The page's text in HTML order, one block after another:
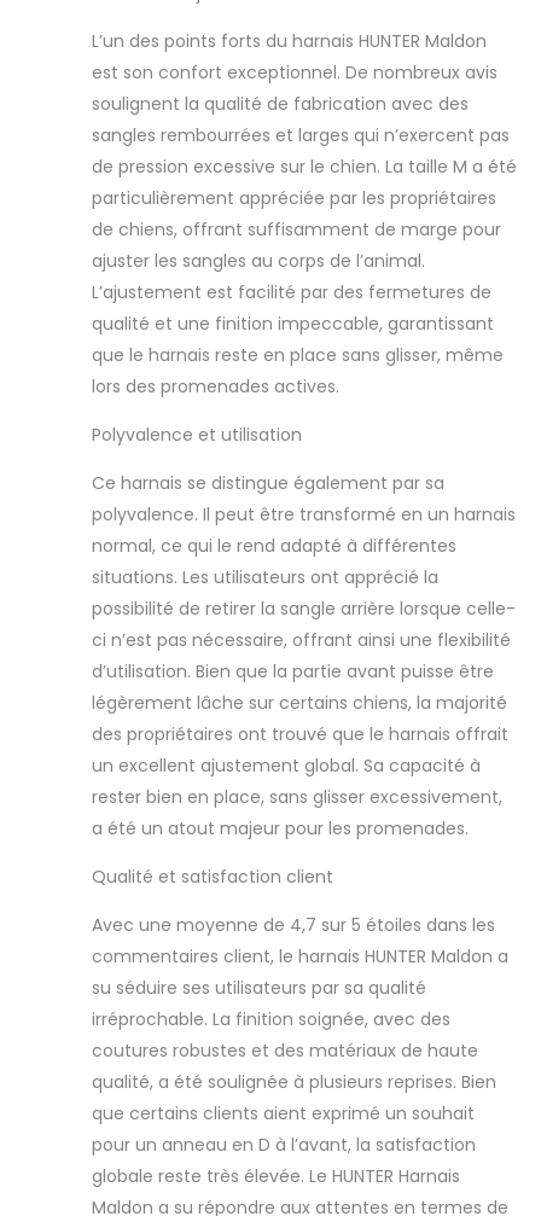
L’un des points forts du harnais HUNTER Maldon
est son confort exceptionnel. De nombreux avis
soulignent la qualité de fabrication avec des
sangles rembourrées et larges qui n’exercent pas
de pression excessive sur le chien. La taille M a été
particulièrement appréciée par les propriétaires
de chiens, offrant suffisamment de marge pour
ajuster les sangles au corps de l’animal.
L’ajustement est facilité par des fermetures de
qualité et une finition impeccable, garantissant
que le harnais reste en place sans glisser, même
lors des promenades actives.
Polyvalence et utilisation
Ce harnais se distingue également par sa
polyvalence. Il peut être transformé en un harnais
normal, ce qui le rend adapté à différentes
situations. Les utilisateurs ont apprécié la
possibilité de retirer la sangle arrière lorsque celle-
ci n’est pas nécessaire, offrant ainsi une flexibilité
d’utilisation. Bien que la partie avant puisse être
légèrement lâche sur certains chiens, la majorité
des propriétaires ont trouvé que le harnais offrait
un excellent ajustement global. Sa capacité à
rester bien en place, sans glisser excessivement,
a été un atout majeur pour les promenades.
Qualité et satisfaction client
Avec une moyenne de 4,7 sur 5 étoiles dans les
commentaires client, le harnais HUNTER Maldon a
su séduire ses utilisateurs par sa qualité
irréprochable. La finition soignée, avec des
coutures robustes et des matériaux de haute
qualité, a été soulignée à plusieurs reprises. Bien
que certains clients aient exprimé un souhait
pour un anneau en D à l’avant, la satisfaction
globale reste très élevée. Le HUNTER Harnais
Maldon a su répondre aux attentes en termes de